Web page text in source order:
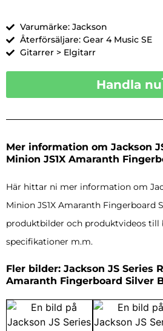
Varumärke: Jackson
Återförsäljare: Gear 4 Music SE
Gitarrer > Elgitarr
Handla nu
Mer information om Jackson
Minion JS1X Amaranth
Här hittar ni mer information om
Minion JS1X Amaranth Fingerboard
produktbilder och produktvideos till
specifikationer m.m.
Fler bilder: Jackson JS Series
Amaranth Fingerboard Silver